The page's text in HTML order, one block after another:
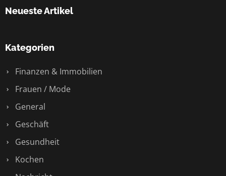
Neueste Artikel
Kategorien
Finanzen & Immobilien
Frauen / Mode
General
Geschäft
Gesundheit
Kochen